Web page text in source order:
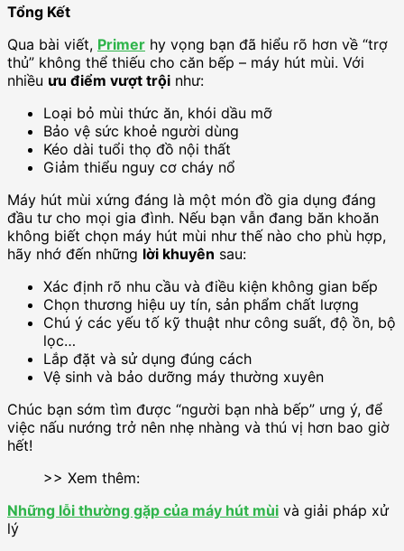
Tổng Kết
Qua bài viết, Primer hy vọng bạn đã hiểu rõ hơn về “trợ
thủ” không thể thiếu cho căn bếp – máy hút mùi. Với
nhiều ưu điểm vượt trội như:
Loại bỏ mùi thức ăn, khói dầu mỡ
Bảo vệ sức khoẻ người dùng
Kéo dài tuổi thọ đồ nội thất
Giảm thiểu nguy cơ cháy nổ
Máy hút mùi xứng đáng là một món đồ gia dụng đáng
đầu tư cho mọi gia đình. Nếu bạn vẫn đang băn khoăn
không biết chọn máy hút mùi như thế nào cho phù hợp,
hãy nhớ đến những lời khuyên sau:
Xác định rõ nhu cầu và điều kiện không gian bếp
Chọn thương hiệu uy tín, sản phẩm chất lượng
Chú ý các yếu tố kỹ thuật như công suất, độ ồn, bộ
lọc…
Lắp đặt và sử dụng đúng cách
Vệ sinh và bảo dưỡng máy thường xuyên
Chúc bạn sớm tìm được “người bạn nhà bếp” ưng ý, để
việc nấu nướng trở nên nhẹ nhàng và thú vị hơn bao giờ
hết!
>> Xem thêm:
Những lỗi thường gặp của máy hút mùi và giải pháp xử
lý